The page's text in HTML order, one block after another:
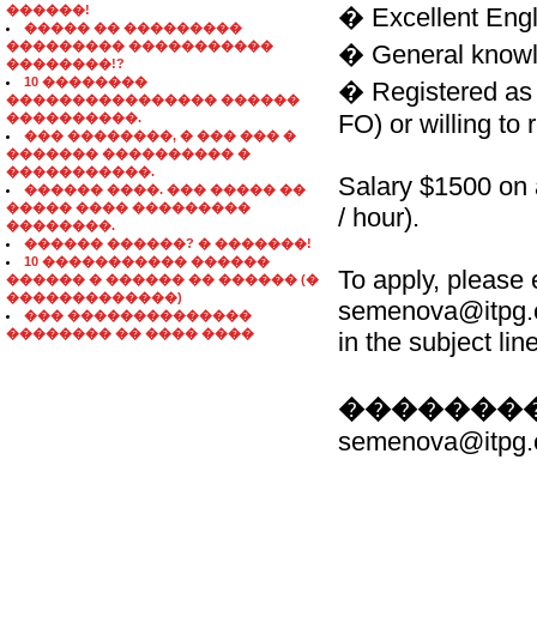
������!
����� �� ���������
��������� �����������
��������!?
10 ��������
���������������� ������
����������.
��� ��������, � ��� ��� �
������� ���������� �
�����������.
������ ����. ��� ����� ��
����� ���� ���������
��������.
������ ������? � �������!
10 ����������� ������
������ � ������ �� ������ (�
�������������)
��� ��������������
�������� �� ���� ����
� Excellent
� General
� Registered as
FO) or willing to
Salary $1500
/ hour).
To apply, please
in the subject